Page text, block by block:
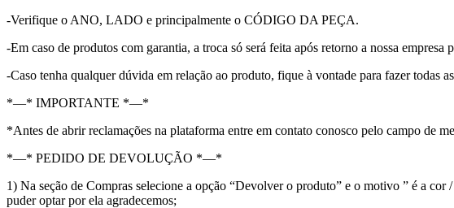
-Verifique o ANO, LADO e principalmente o CÓDIGO DA PEÇA.
-Em caso de produtos com garantia, a troca só será feita após retorno a nossa empresa
-Caso tenha qualquer dúvida em relação ao produto, fique à vontade para fazer todas
*—* IMPORTANTE *—*
*Antes de abrir reclamações na plataforma entre em contato conosco pelo campo de
*—* PEDIDO DE DEVOLUÇÃO *—*
1) Na seção de Compras selecione a opção “Devolver o produto” e o motivo ” é a
puder optar por ela agradecemos;